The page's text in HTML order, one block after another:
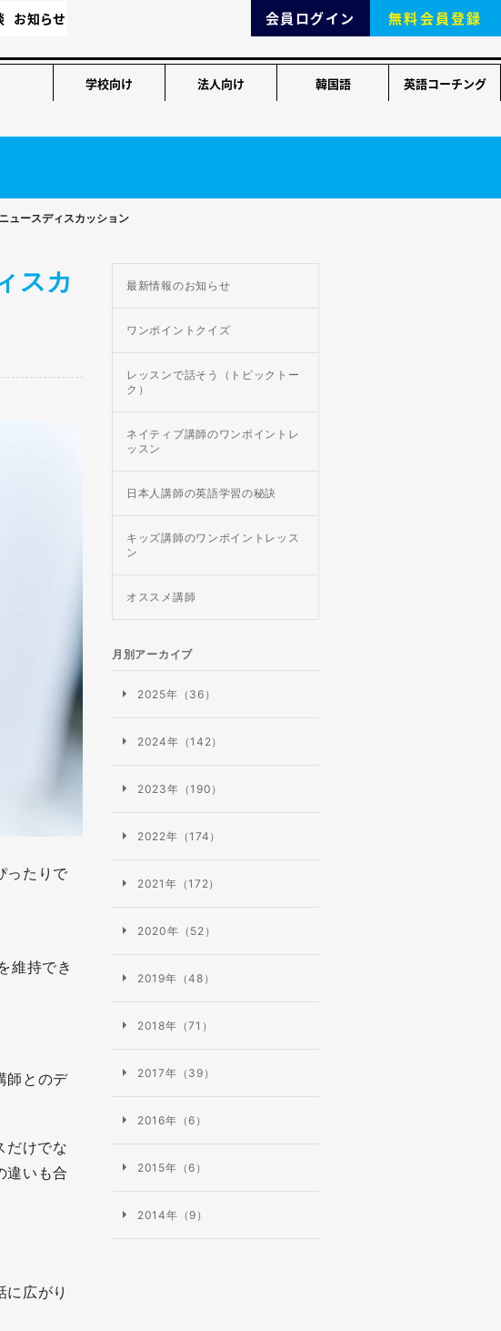
お知らせ 会員ログイン 無料会員登録
学校向け 法人向け 韓国語 英語コーチング
ュースディスカッション
スカ
ったりで
維持でき
師とのデ
だけでな
違いも合
広がり
最新情報のお知らせ
ワンポイントクイズ
レッスンで話そう（トピックトー
ク）
ネイティブ講師のワンポイントレ
ッスン
日本人講師の英語学習の秘訣
キッズ講師のワンポイントレッス
ン
オススメ講師
月別アーカイブ
2025年（36）
2024年（142）
2023年（190）
2022年（174）
2021年（172）
2020年（52）
2019年（48）
2018年（71）
2017年（39）
2016年（6）
2015年（6）
2014年（9）